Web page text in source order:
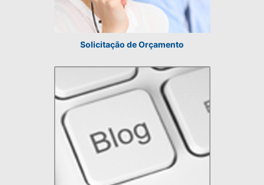
Solicitação de Orçamento